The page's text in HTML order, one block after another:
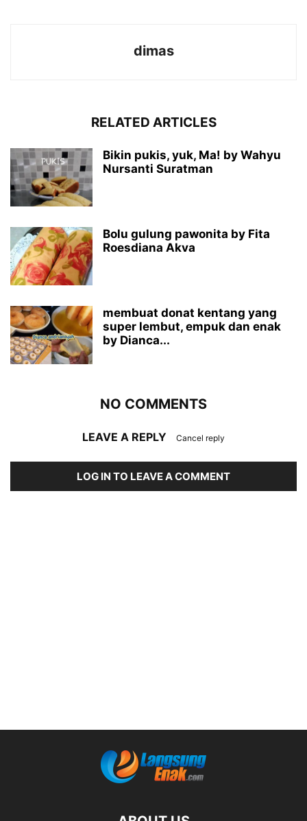
dimas
RELATED ARTICLES
Bikin pukis, yuk, Ma! by Wahyu
Nursanti Suratman
Bolu gulung pawonita by Fita
Roesdiana Akva
membuat donat kentang yang
super lembut, empuk dan enak
by Dianca...
NO COMMENTS
LEAVE A REPLY Cancel reply
LOG IN TO LEAVE A COMMENT